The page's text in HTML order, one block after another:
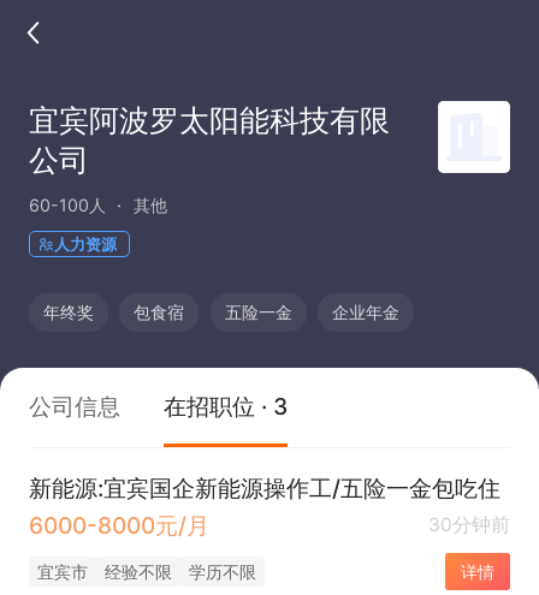
宜宾阿波罗太阳能科技有限
公司
60-100人 其他
人力资源
年终奖 包食宿 五险一金 企业年金
公司信息 在招职位 · 3
新能源:宜宾国企新能源操作工/五险一金包吃住
6000-8000元/月
30分钟前
宜宾市 经验不限 学历不限 详情